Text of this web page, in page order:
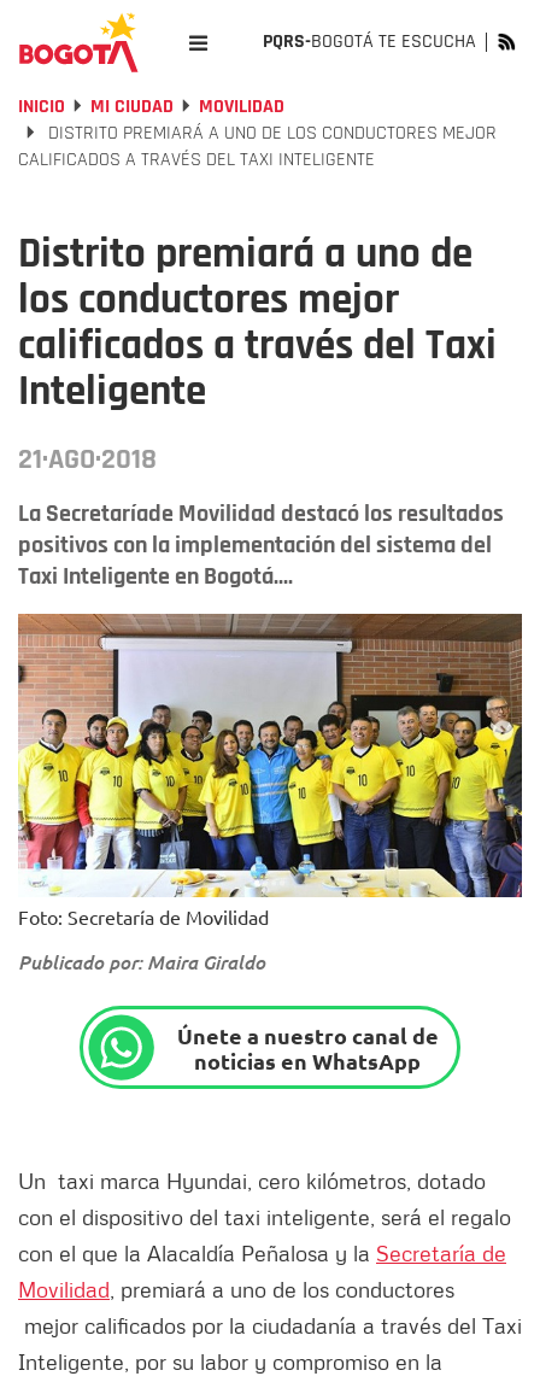
PQRS-BOGOTÁ TE ESCUCHA
INICIO MI CIUDAD
MOVILIDAD
DISTRITO PREMIARÁ A UNO DE LOS CONDUCTORES MEJOR
CALIFICADOS A TRAVÉS DEL TAXI INTELIGENTE
Distrito premiará a uno de
los conductores mejor
calificados a través del Taxi
Inteligente
21·AGO·2018
La Secretaríade Movilidad destacó los resultados
positivos con la implementación del sistema del
Taxi Inteligente en Bogotá....
Foto: Secretaría de Movilidad
Publicado por: Maira Giraldo
Únete a nuestro canal de
noticias en WhatsApp
Un taxi marca Hyundai, cero kilómetros, dotado
con el dispositivo del taxi inteligente, será el regalo
con el que la Alacaldía Peñalosa y la Secretaría de
Movilidad , premiará a uno de los conductores
mejor calificados por la ciudadanía a través del Taxi
Inteligente, por su labor y compromiso en la